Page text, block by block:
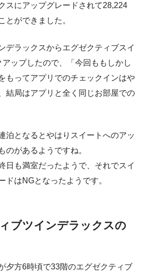
スにアップグレードされて28,224
とができました。
デラックスからエグゼクティブスイ
ップしたので、「今回ももしかし
もってアプリでのチェックインはや
結局はアプリと全く同じお部屋での
泊となるとやはりスイートへのアッ
のがあるようですね。
日も満室だったようで、それでスイ
ドはNGとなったようです。
ブツインデラックスの
夕方6時頃で33階のエグゼクティブ